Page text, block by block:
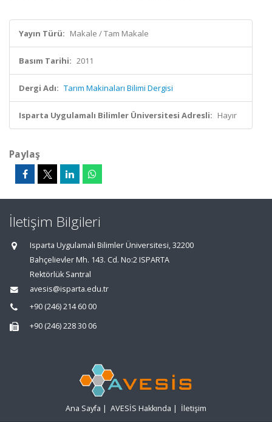
Yayın Türü: Makale / Tam Makale
Basım Tarihi: 2011
Dergi Adı: Tarım Makinaları Bilimi Dergisi
Isparta Uygulamalı Bilimler Üniversitesi Adresli: Hayır
Paylaş
İletişim Bilgileri
Isparta Uygulamalı Bilimler Üniversitesi, 32200
Bahçelievler Mh. 143. Cd. No:2 ISPARTA
Rektörlük Santral
avesis@isparta.edu.tr
+90 (246) 214 60 00
+90 (246) 228 30 06
Ana Sayfa | AVESİS Hakkında | İletişim